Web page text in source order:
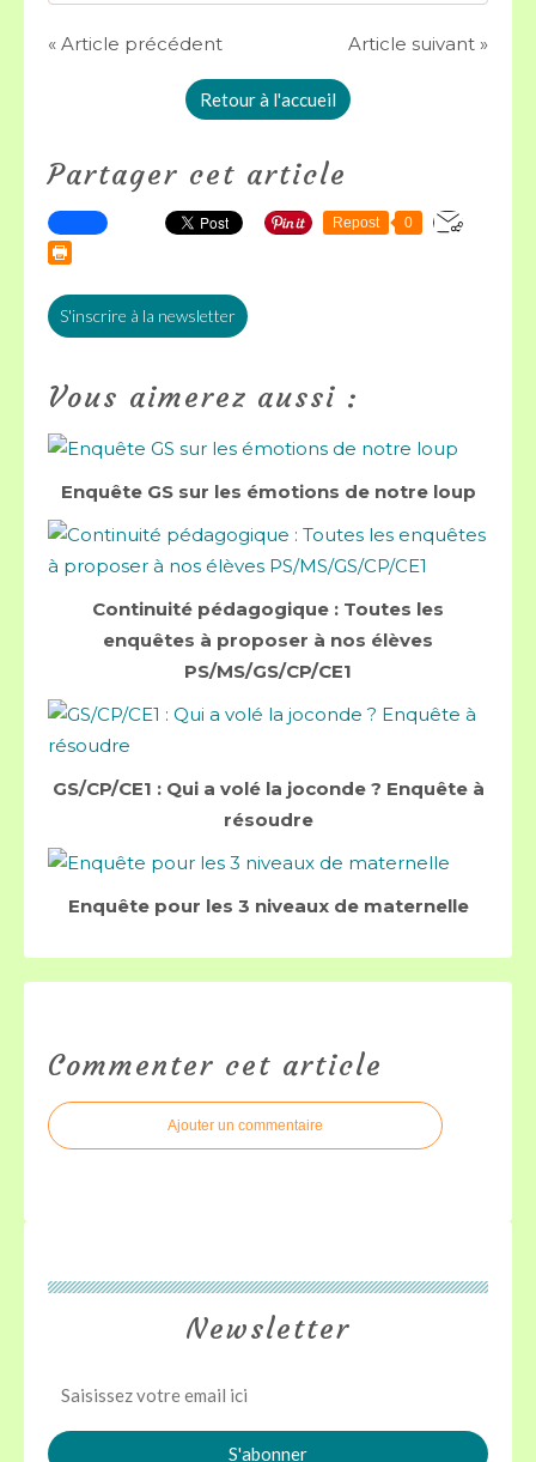
« Article précédent Article suivant »
Retour à l'accueil
Partager cet article
Repost 0
S'inscrire à la newsletter
Vous aimerez aussi :
Enquête GS sur les émotions de notre loup
Continuité pédagogique : Toutes les
enquêtes à proposer à nos élèves
PS/MS/GS/CP/CE1
GS/CP/CE1 : Qui a volé la joconde ? Enquête à
résoudre
Enquête pour les 3 niveaux de maternelle
Commenter cet article
Ajouter un commentaire
Newsletter